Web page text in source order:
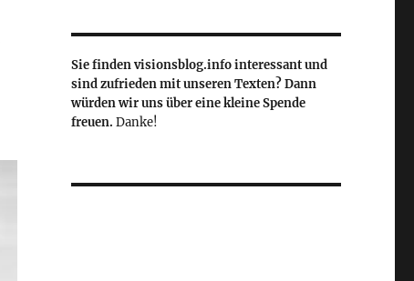
Sie finden visionsblog.info interessant und
sind zufrieden mit unseren Texten? Dann
würden wir uns über eine kleine Spende
freuen. Danke!